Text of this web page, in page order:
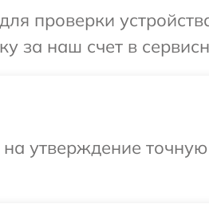
проверки
за наш счет в
утверждение